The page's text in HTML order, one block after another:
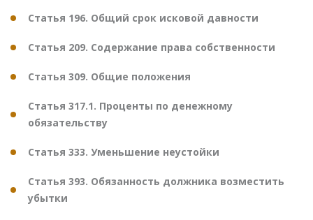
Статья 196. Общий срок исковой давности
Статья 209. Содержание права собственности
Статья 309. Общие положения
Статья 317.1. Проценты по денежному
обязательству
Статья 333. Уменьшение неустойки
Статья 393. Обязанность должника возместить
убытки